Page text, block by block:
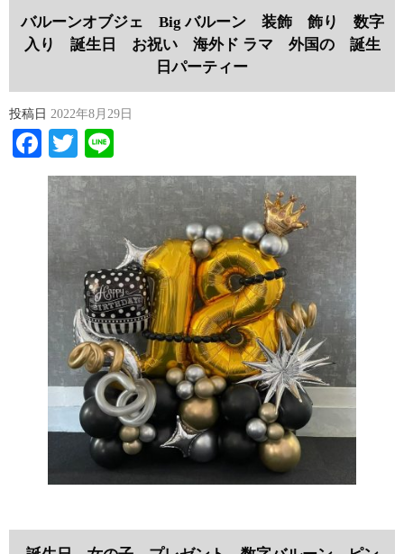
バルーンオブジェ Big バルーン 装飾 飾り 数字
入り 誕生日 お祝い 海外ド ラマ 外国の 誕生
日パーティー
投稿日 2022年8月29日
Facebook
Twitter